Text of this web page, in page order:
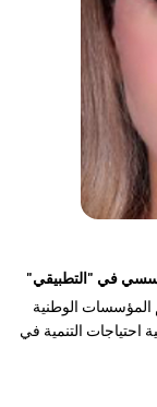
في "التطبيقي"
المؤسسات الوطنية
احتياجات التنمية في